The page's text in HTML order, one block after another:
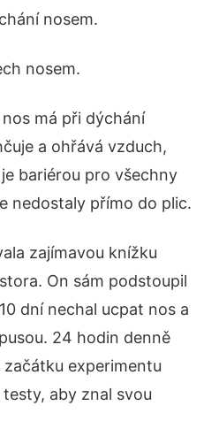
nosem.
nosem.
má při dýchání
a ohřává vzduch,
bariérou pro všechny
nedostaly přímo do plic.
zajímavou knížku
On sám podstoupil
dní nechal ucpat nos a
24 hodin denně
experimentu
aby znal svou